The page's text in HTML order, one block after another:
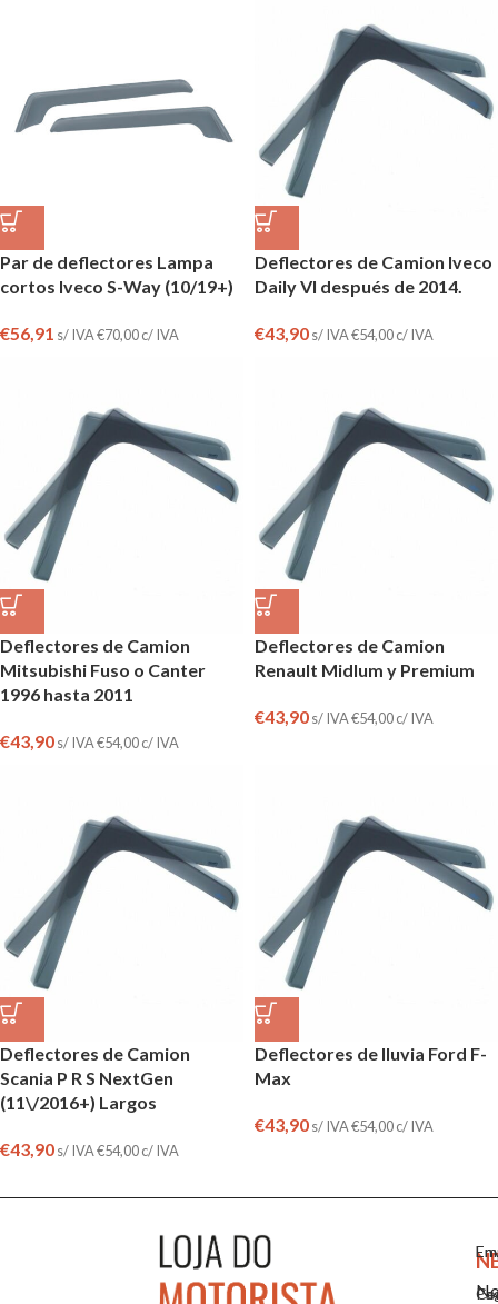
Par de deflectores Lampa
cortos Iveco S-Way (10/19+)
€56,91 s/ IVA€70,00c/ IVA
Deflectores de Camion Iveco
Daily VI después de 2014.
€43,90s/ IVA€54,00c/ IVA
Deflectores de Camion
Mitsubishi Fuso o Canter
1996 hasta 2011
€43,90s/ IVA€54,00c/ IVA
Deflectores de Camion
Renault Midlum y Premium
€43,90s/ IVA€54,00c/ IVA
Deflectores de Camion
Scania P R S NextGen
(11\/2016+) Largos
€43,90s/ IVA€54,00c/ IVA
Deflectores de lluvia Ford F-
Max
€43,90s/ IVA€54,00c/ IVA